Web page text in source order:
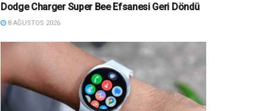
Dodge Charger Super Bee Efsanesi Geri Döndü
8 AĞUSTOS 2026